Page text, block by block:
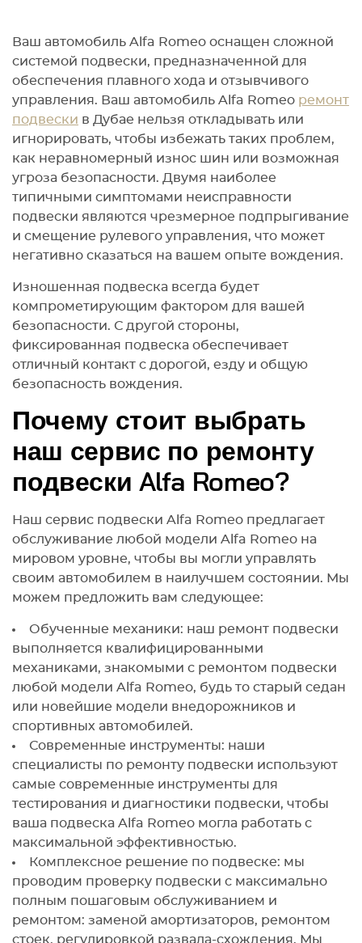
Ваш автомобиль Alfa Romeo оснащен сложной
системой подвески, предназначенной для
обеспечения плавного хода и отзывчивого
управления. Ваш автомобиль Alfa Romeo ремонт
подвески в Дубае нельзя откладывать или
игнорировать, чтобы избежать таких проблем,
как неравномерный износ шин или возможная
угроза безопасности. Двумя наиболее
типичными симптомами неисправности
подвески являются чрезмерное подпрыгивание
и смещение рулевого управления, что может
негативно сказаться на вашем опыте вождения.
Изношенная подвеска всегда будет
компрометирующим фактором для вашей
безопасности. С другой стороны,
фиксированная подвеска обеспечивает
отличный контакт с дорогой, езду и общую
безопасность вождения.
Почему стоит выбрать
наш сервис по ремонту
подвески Alfa Romeo?
Наш сервис подвески Alfa Romeo предлагает
обслуживание любой модели Alfa Romeo на
мировом уровне, чтобы вы могли управлять
своим автомобилем в наилучшем состоянии. Мы
можем предложить вам следующее:
Обученные механики: наш ремонт подвески
выполняется квалифицированными
механиками, знакомыми с ремонтом подвески
любой модели Alfa Romeo, будь то старый седан
или новейшие модели внедорожников и
спортивных автомобилей.
Современные инструменты: наши
специалисты по ремонту подвески используют
самые современные инструменты для
тестирования и диагностики подвески, чтобы
ваша подвеска Alfa Romeo могла работать с
максимальной эффективностью.
Комплексное решение по подвеске: мы
проводим проверку подвески с максимально
полным пошаговым обслуживанием и
ремонтом: заменой амортизаторов, ремонтом
стоек, регулировкой развала-схождения. Мы